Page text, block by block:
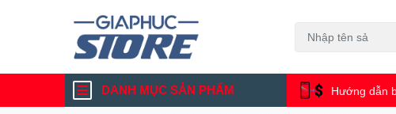
DANH MỤC SẢN PHẨM Hướng dẫn